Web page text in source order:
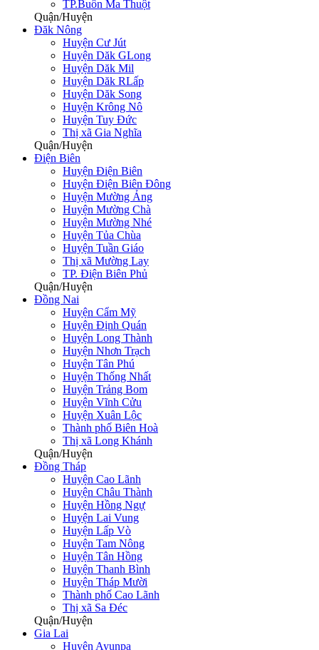
TP.Buôn Ma Thuột
Quận/Huyện
Đăk Nông
Huyện Cư Jút
Huyện Dăk GLong
Huyện Dăk Mil
Huyện Dăk RLấp
Huyện Dăk Song
Huyện Krông Nô
Huyện Tuy Đức
Thị xã Gia Nghĩa
Quận/Huyện
Điện Biên
Huyện Điện Biên
Huyện Điện Biên Đông
Huyện Mường Ảng
Huyện Mường Chà
Huyện Mường Nhé
Huyện Tủa Chùa
Huyện Tuần Giáo
Thị xã Mường Lay
TP. Điện Biên Phủ
Quận/Huyện
Đồng Nai
Huyện Cẩm Mỹ
Huyện Định Quán
Huyện Long Thành
Huyện Nhơn Trạch
Huyện Tân Phú
Huyện Thống Nhất
Huyện Trảng Bom
Huyện Vĩnh Cửu
Huyện Xuân Lộc
Thành phố Biên Hoà
Thị xã Long Khánh
Quận/Huyện
Đồng Tháp
Huyện Cao Lãnh
Huyện Châu Thành
Huyện Hồng Ngự
Huyện Lai Vung
Huyện Lấp Vò
Huyện Tam Nông
Huyện Tân Hồng
Huyện Thanh Bình
Huyện Tháp Mười
Thành phố Cao Lãnh
Thị xã Sa Đéc
Quận/Huyện
Gia Lai
Huyện Ayunpa